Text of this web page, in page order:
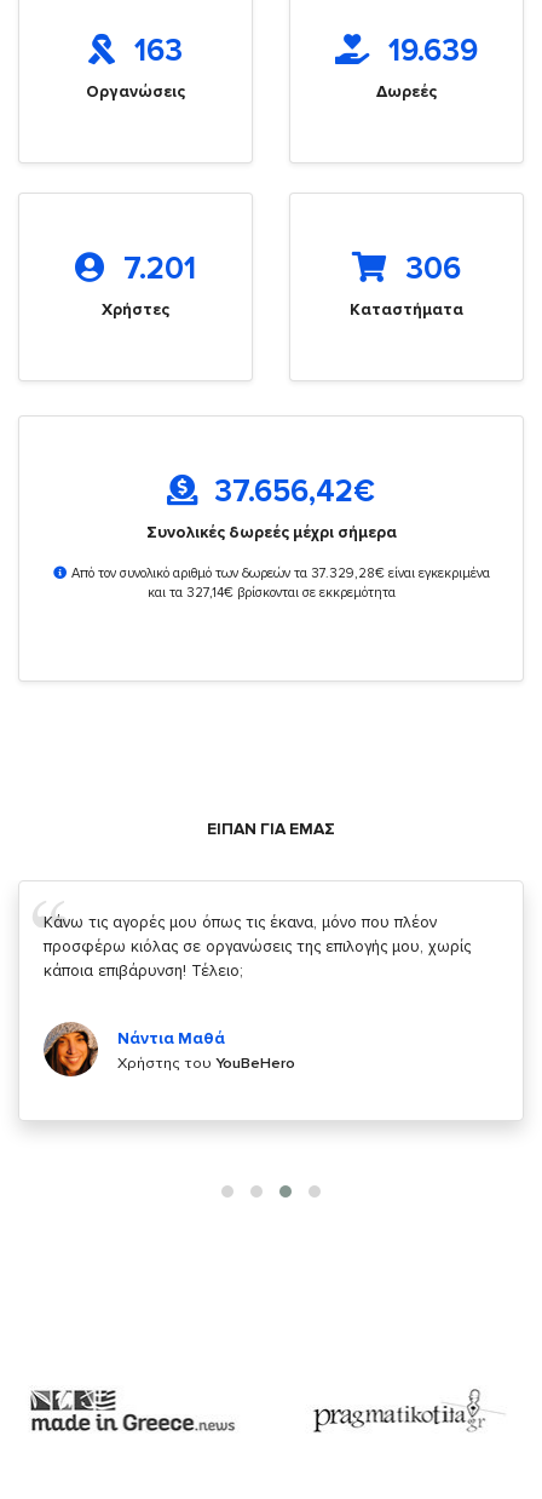
163
Οργανώσεις
19.639
Δωρεές
7.201
Χρήστες
306
Καταστήματα
37.656,42€
Συνολικές δωρεές μέχρι σήμερα
Από τον συνολικό αριθμό των δωρεών τα 37.329,28€ είναι εγκεκριμένα
και τα 327,14€ βρίσκονται σε εκκρεμότητα
ΕΙΠΑΝ ΓΙΑ ΕΜΑΣ
Σας ευχαριστώ που μας δίνετε την δυνατότητα να κάνουμε
κάτι!
Χρήστης τουYouBeHero